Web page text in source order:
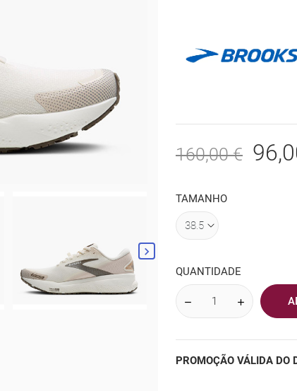

160,00 €
TAMANHO
QUANTIDADE
PROMOÇÃO VÁLIDA